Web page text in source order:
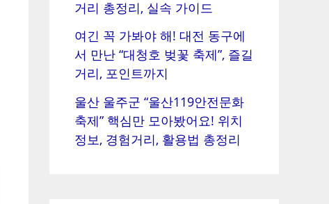
거리 총정리, 실속 가이드
여긴 꼭 가봐야 해! 대전 동구에
서 만난 “대청호 벚꽃 축제”, 즐길
거리, 포인트까지
울산 울주군 “울산119안전문화
축제” 핵심만 모아봤어요! 위치
정보, 경험거리, 활용법 총정리